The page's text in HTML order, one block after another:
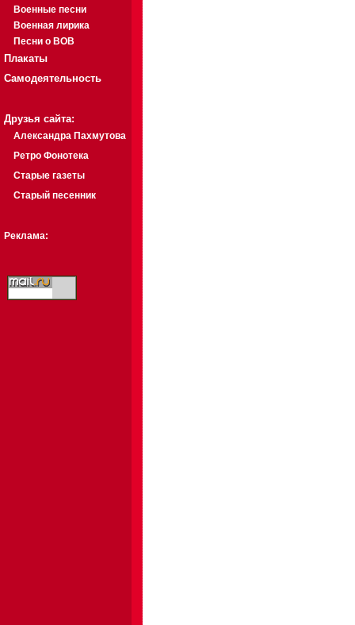
Военные песни
Военная лирика
Песни о ВОВ
Плакаты
Самодеятельность
Друзья сайта:
Александра Пахмутова
Ретро Фонотека
Старые газеты
Старый песенник
Реклама: